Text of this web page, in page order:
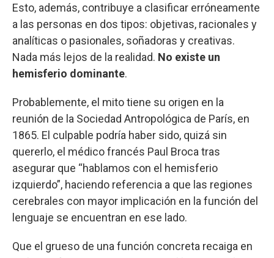
Esto, además, contribuye a clasificar erróneamente
a las personas en dos tipos: objetivas, racionales y
analíticas o pasionales, soñadoras y creativas.
Nada más lejos de la realidad. No existe un
hemisferio dominante.
Probablemente, el mito tiene su origen en la
reunión de la Sociedad Antropológica de París, en
1865. El culpable podría haber sido, quizá sin
quererlo, el médico francés Paul Broca tras
asegurar que “hablamos con el hemisferio
izquierdo”, haciendo referencia a que las regiones
cerebrales con mayor implicación en la función del
lenguaje se encuentran en ese lado.
Que el grueso de una función concreta recaiga en